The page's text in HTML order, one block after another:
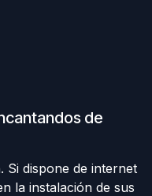
de
Si dispone de internet
la instalación de sus